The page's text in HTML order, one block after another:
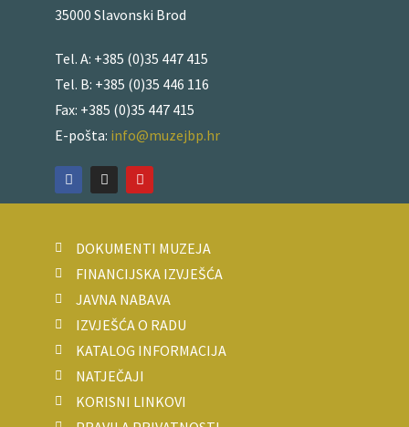
35000 Slavonski Brod
Tel. A: +385 (0)35 447 415
Tel. B: +385 (0)35 446 116
Fax: +385 (0)35 447 415
E-pošta: info@muzejbp.hr
DOKUMENTI MUZEJA
FINANCIJSKA IZVJEŠĆA
JAVNA NABAVA
IZVJEŠĆA O RADU
KATALOG INFORMACIJA
NATJEČAJI
KORISNI LINKOVI